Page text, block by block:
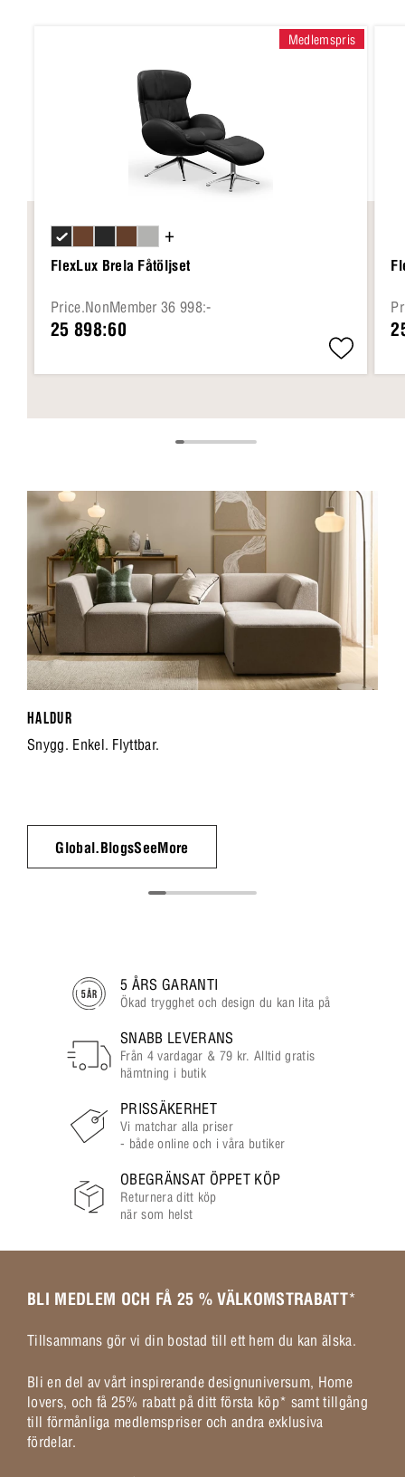
Medlemspris
FlexLux Brela Fåtöljset
Price.NonMember 36 998:-
25 898:60
+
HALDUR
Snygg. Enkel. Flyttbar.
Global.BlogsSeeMore
5 ÅRS GARANTI
Ökad trygghet och design du kan lita på
SNABB LEVERANS
Från 4 vardagar & 79 kr. Alltid gratis
hämtning i butik
PRISSÄKERHET
Vi matchar alla priser
- både online och i våra butiker
OBEGRÄNSAT ÖPPET KÖP
Returnera ditt köp
när som helst
BLI MEDLEM OCH FÅ 25 % VÄLKOMSTRABATT*
Tillsammans gör vi din bostad till ett hem du kan älska.
Bli en del av vårt inspirerande designuniversum, Home
lovers, och få 25% rabatt på ditt första köp* samt tillgång
till förmånliga medlemspriser och andra exklusiva
fördelar.